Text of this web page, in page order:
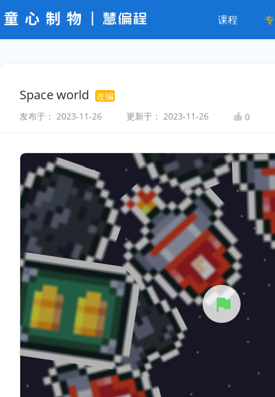
课程
Space world
改编
发布于： 2023-11-26 更新于： 2023-11-26 0